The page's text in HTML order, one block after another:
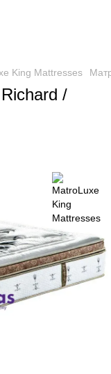
King Mattresses
/